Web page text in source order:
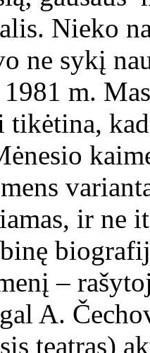
Nieko
ne sykį
m.
tikėtina,
ir ne
–
A.
teatras)